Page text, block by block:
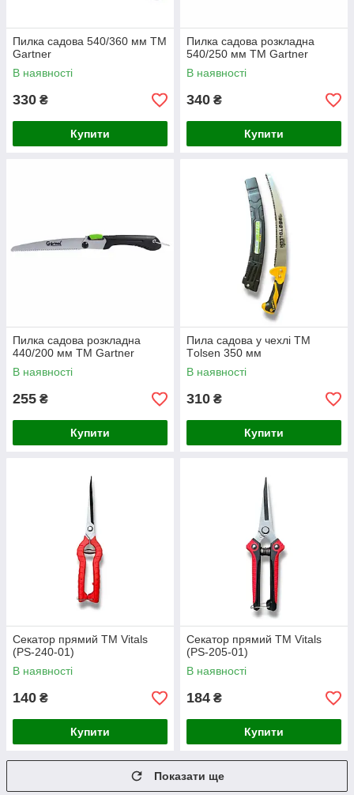
Пилка садова 540/360 мм ТМ
Gartner
В наявності
330 ₴
Купити
Пилка садова розкладна
540/250 мм ТМ Gartner
В наявності
340 ₴
Купити
Пилка садова розкладна
440/200 мм ТМ Gartner
В наявності
255 ₴
Купити
Пила садова у чехлі ТМ
Tоlsen 350 мм
В наявності
310 ₴
Купити
Секатор прямий TM Vitals
(PS-240-01)
В наявності
140 ₴
Купити
Секатор прямий TM Vitals
(PS-205-01)
В наявності
184 ₴
Купити
Показати ще